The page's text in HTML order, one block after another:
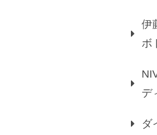
伊
ボ
デ
ダ